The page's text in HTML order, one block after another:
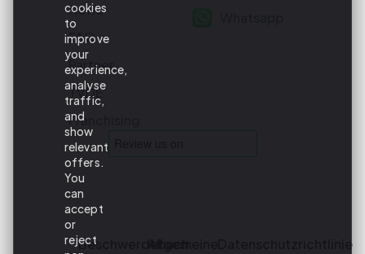
cookies
to
improve
your
experience,
analyse
traffic,
and
show
relevant
offers.
You
can
accept
or
reject
News
FAQ
Partner
TVDE
Franchising
Beschwerdebuch Datenschutzrichtlinie